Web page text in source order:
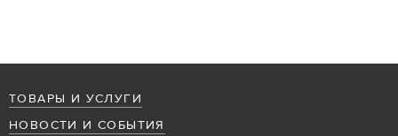
ТОВАРЫ И УСЛУГИ
НОВОСТИ И СОБЫТИЯ